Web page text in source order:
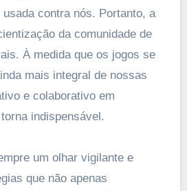
contra nós. Portanto, a
da comunidade de
À medida que os jogos se
mais integral de nossas
e colaborativo em
indispensável.
um olhar vigilante e
que não apenas